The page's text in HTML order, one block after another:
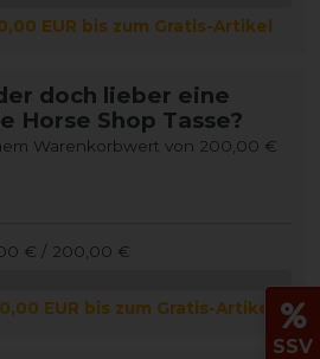
EUR bis zum Gratis-Artikel
doch lieber eine
Horse Shop Tasse?
Warenkorbwert von 200,00 €
€ / 200,00 €
EUR bis zum Gratis-Artikel
SSV